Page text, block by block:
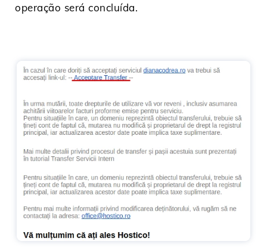
operação será concluída.